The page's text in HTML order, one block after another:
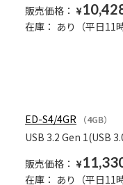
販売価格： ¥
在庫： あり（平日11
ED-S4/4GR （4GB）
USB 3.2 Gen 1(USB
販売価格： ¥
在庫： あり（平日11